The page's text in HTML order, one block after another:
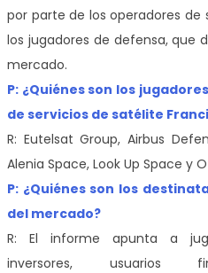
por parte de los operadores de
los jugadores de defensa, que
mercado.
P: ¿Quiénes son los
de servicios de satélite
R: Eutelsat Group, Airbus
Alenia Space, Look Up Space y
P: ¿Quiénes son los
del mercado?
R: El informe apunta a
inversores, usuarios